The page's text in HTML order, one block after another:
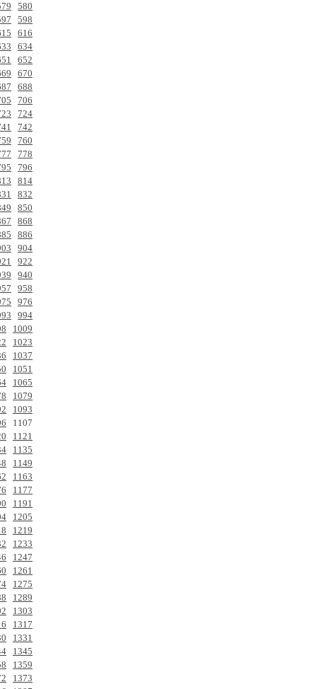
580
598
616
634
652
670
688
706
724
742
760
778
796
814
832
850
868
886
904
922
940
958
976
994
1009
1023
1037
1051
1065
1079
1093
1107
1121
1135
1149
1163
1177
1191
1205
1219
1233
1247
1261
1275
1289
1303
1317
1331
1345
1359
1373